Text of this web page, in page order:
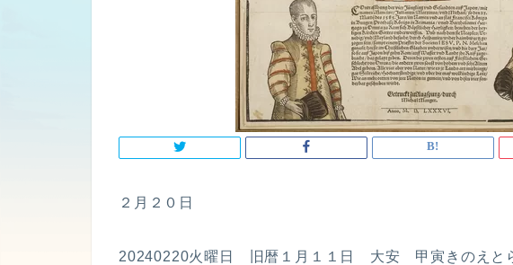
２月２０日
20240220火曜日 旧暦１月１１日 大安 甲寅きのえと